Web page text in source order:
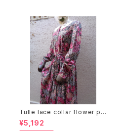
Tulle lace collar flower pat
tern dress チュールレースカラ
ー 花柄 ワンピース
¥5,192